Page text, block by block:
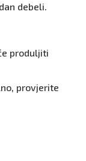
debeli.
produljiti
provjerite